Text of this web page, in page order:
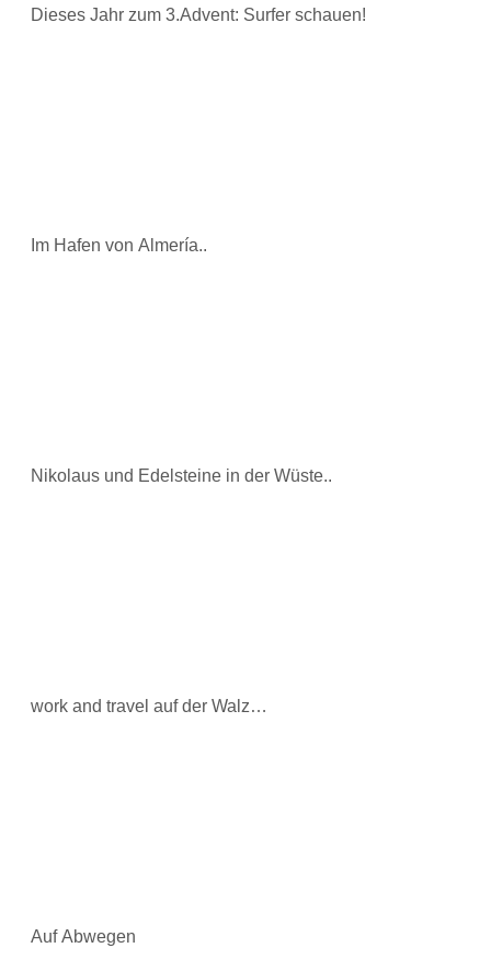
Dieses Jahr zum 3.Advent: Surfer schauen!
Im Hafen von Almería..
Nikolaus und Edelsteine in der Wüste..
work and travel auf der Walz…
Auf Abwegen